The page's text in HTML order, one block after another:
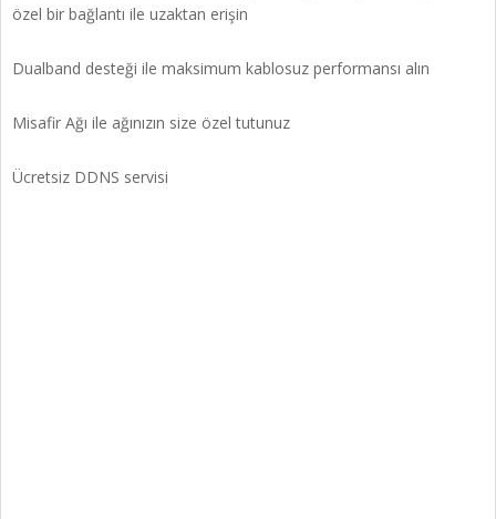
özel bir bağlantı ile uzaktan erişin
Dualband desteği ile maksimum kablosuz performansı alın
Misafir Ağı ile ağınızın size özel tutunuz
Ücretsiz DDNS servisi